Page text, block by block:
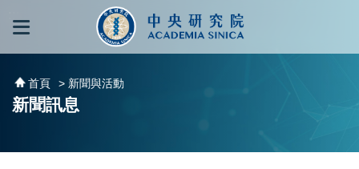
跳到主要內容區塊
首頁 > 新聞與活動
新聞訊息